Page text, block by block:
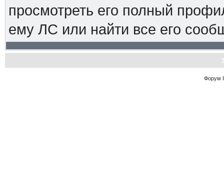
просмотреть его полный
ему ЛС или найти все его
Форум